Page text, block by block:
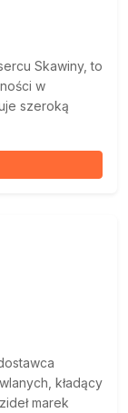
Skawiny, to
w
szeroką
kładący
marek